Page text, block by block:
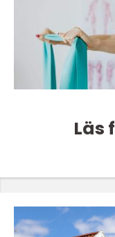
Läs